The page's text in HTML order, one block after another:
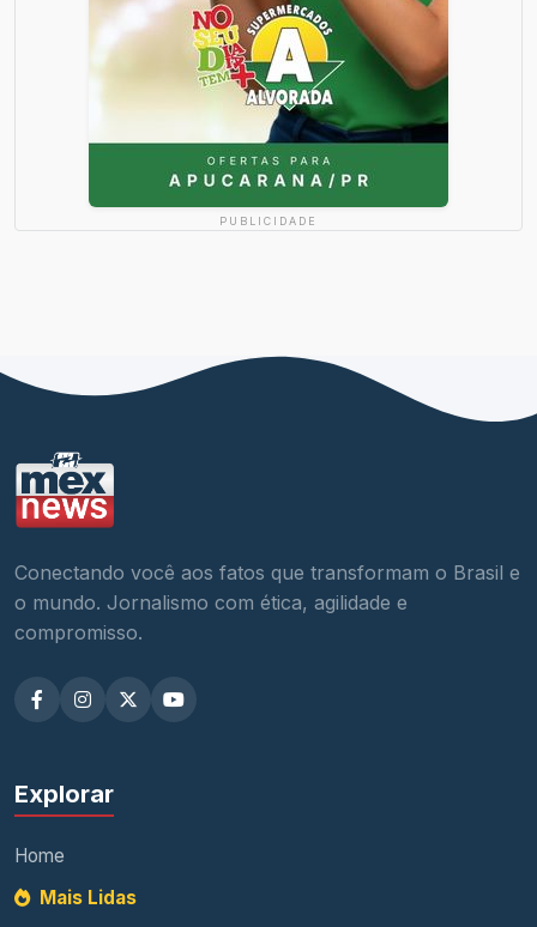
PUBLICIDADE
Conectando você aos fatos que transformam o Brasil e
o mundo. Jornalismo com ética, agilidade e
compromisso.
Explorar
Home
Mais Lidas